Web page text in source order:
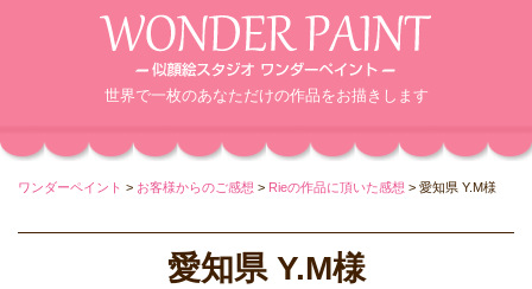
世界で一枚のあなただけの作品をお描きします
ワンダーペイント > お客様からのご感想 > Rieの作品に頂いた感想 > 愛知県 Y.M様
愛知県 Y.M様